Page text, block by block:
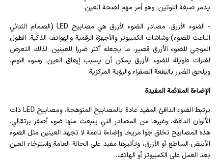
يدمر صبغة اللوتين، وهو أمر مهم لصحة العين.
- الضوء الأزرق، مصادر الضوء الأزرق هي مصابيح LED (الصمام الثنائي
الباعث للضوء) وشاشات الكمبيوتر والأجهزة الرقمية والهواتف الذكية. الطول
الموجي للضوء الأزرق قصير، ما يجعله أكثر ضررا للعينين. لذلك التعرض
لفترات طويلة للضوء الأزرق يمكن أن يسبب إرهاق العين، وسوء النوم،
ويلحق الضرر بالبقعة الصفراء والرؤية المركزية.
الإضاءة الملائمة المفيدة
يرتبط الضوء الدافئ المفيد عادة بالمصابيح المتوهجة، ومصابيح LED ذات
الألوان الدافئة، وغيرها من المصادر التي ينبعث منها ضوء أصفر برتقالي.
هذه المصابيح تخلق جوا مريحا وإضاءة ناعمة لا تجهد العينين مثل الضوء
الأبيض الساطع أو الأزرق، وتأثيرها مفيد على الحالة العامة واسترخاء العين
بعد العمل على الكمبيوتر أو الهاتف.